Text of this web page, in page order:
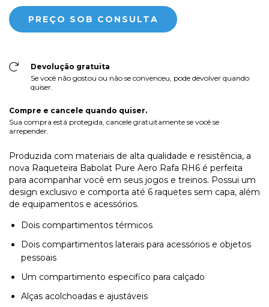
Devolução gratuita
Se você não gostou ou não se convenceu, pode devolver quando
quiser.
Compre e cancele quando quiser.
Sua compra está protegida, cancele gratuitamente se você se
arrepender.
Produzida com materiais de alta qualidade e resistência, a
nova Raqueteira Babolat Pure Aero Rafa RH6 é perfeita
para acompanhar você em seus jogos e treinos. Possui um
design exclusivo e comporta até 6 raquetes sem capa, além
de equipamentos e acessórios.
Dois compartimentos térmicos
Dois compartimentos laterais para acessórios e objetos
pessoais
Um compartimento especifico para calçado
Alças acolchoadas e ajustáveis